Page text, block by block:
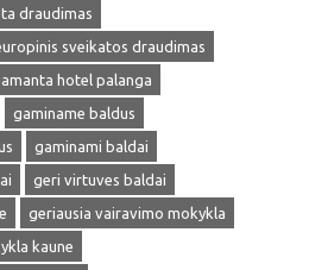
draudimas
sveikatos draudimas
hotel palanga
gaminame baldus
gaminami baldai
geri virtuves baldai
geriausia vairavimo mokykla
kaune